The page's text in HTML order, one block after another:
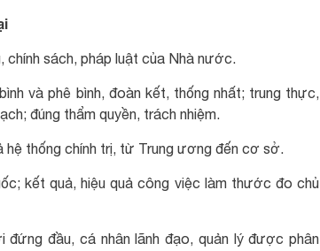
sách, pháp luật của Nhà nước.
và phê bình, đoàn kết, thống nhất; trung thực,
đúng thẩm quyền, trách nhiệm.
thống chính trị, từ Trung ương đến cơ sở.
kết quả, hiệu quả công việc làm thước đo chủ
đầu, cá nhân lãnh đạo, quản lý được phân